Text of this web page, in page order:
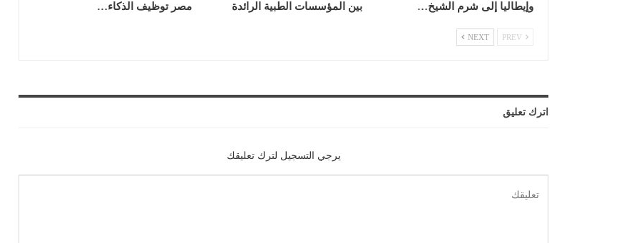
وإيطاليا إلى شرم الشيخ…
بين المؤسسات الطبية الرائدة
مصر توظيف الذكاء…
NEXT
اترك تعليق
يرجي التسجيل لترك تعليقك